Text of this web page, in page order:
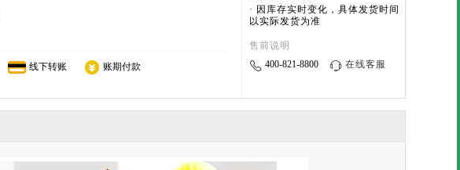
线下转账 账期付款
· 因库存实时变化，具体发货时间
以实际发货为准
售前说明
400-821-8800
在线客服